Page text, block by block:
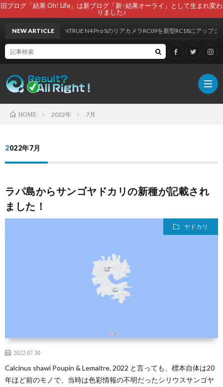
旧ブログ「結果 Oh! Life」は新ブログ「新･結果オーライ」として生まれ変わ
りました♪
己
紹
介
NEW ARTICLEVANTRUE N4 Pro SのリアカメラRC09を新型RC18にアップグレ
HOME 2022年 7月
2022年7月
ラパ島からサンゴヤドカリの新種が記載され
ました！
ヤドカリ
2022.07.30
Calcinus shawi Poupin & Lemaitre, 2022 と言っても、標本自体は20
年ほど前のモノで、当時は色彩情報の不明だったシリウスサンゴヤ